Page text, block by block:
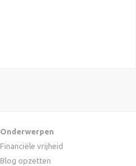
Onderwerpen
Financiële vrijheid
Blog opzetten